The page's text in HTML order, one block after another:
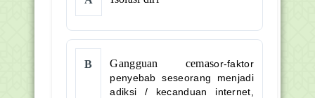
B Gangguan cemasor-faktor
penyebab seseorang menjadi
adiksi / kecanduan internet,